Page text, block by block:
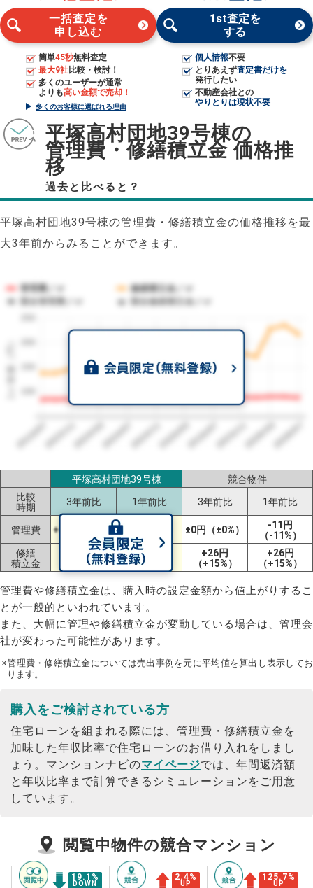
一括査定を
申し込む
簡単45秒無料査定
最大9社比較・検討！
多くのユーザーが通常
よりも高い金額で売却！
多くのお客様に選ばれる理由
1st査定を
する
個人情報不要
とりあえず査定書だけを
発行したい
不動産会社との
やりとりは現状不要
平塚高村団地39号棟の
管理費・修繕積立金 価格推
移
過去と比べると？
平塚高村団地39号棟の管理費・修繕積立金の価格推移を最
大3年前からみることができます。
1㎡単価（円）
管理費／㎡
修繕積立金／㎡
競合管理費／㎡
競合修繕積立金／㎡
2023/072023/112024/032024/072024/112025/032025/072025/112026/032026/07
平塚高村団地39号棟
競合物件
比較
時期
3年前比 1年前比 3年前比 1年前比
管理費 +3円（+4%） -2円（-2%） ±0円（±0%）
-11円
（-11%）
修繕
積立金
+79円
（+57%）
+45円
（+26%）
+26円
（+15%）
+26円
（+15%）
管理費や修繕積立金は、購入時の設定金額から値上がりするこ
とが一般的といわれています。
また、大幅に管理や修繕積立金が変動している場合は、管理会
社が変わった可能性があります。
※管理費・修繕積立金については売出事例を元に平均値を算出し表示してお
ります。
購入をご検討されている方
住宅ローンを組まれる際には、管理費・修繕積立金を
加味した年収比率で住宅ローンのお借り入れをしまし
ょう。 マンションナビのマイページでは、年間返済額
と年収比率まで計算できるシミュレーションをご用意
しています。
閲覧中物件の競合マンション
19.1 %
DOWN
2.4%
UP
125.7%
UP